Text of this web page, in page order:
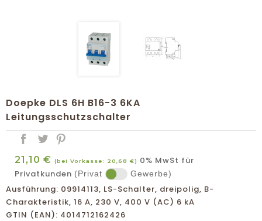
Doepke DLS 6H B16-3 6KA
Leitungsschutzschalter
21,10 € (bei Vorkasse: 20,68 €)
0% MwSt für
Privatkunden (Privat Gewerbe)
Ausführung: 09914113, LS-Schalter, dreipolig, B-
Charakteristik, 16 A, 230 V, 400 V (AC) 6 kA
GTIN (EAN): 4014712162426